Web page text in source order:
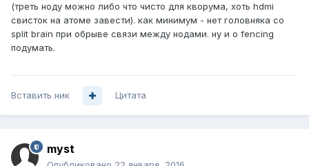
(треть ноду можно либо что чисто для кворума, хоть hdmi
свисток на атоме завести). как минимум - нет головняка со
split brain при обрыве связи между нодами. ну и о fencing
подумать.
Вставить ник Цитата
myst